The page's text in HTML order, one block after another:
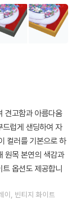
견고함과 아름다움
럽게 샌딩하여 자
컬러를 기본으로 하
원목 본연의 색감과
옵션도 제공합니
이, 빈티지 화이트